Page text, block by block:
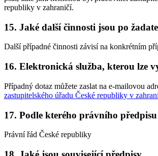
republiky v zahraničí.
15. Jaké další činnosti jsou po
Další případné činnosti závisí na konkrétním
16. Elektronická služba, kterou lze
Případný dotaz můžete zaslat na e-mailovou
zastupitelského úřadu České republiky v
17. Podle kterého právního
Právní řád České republiky